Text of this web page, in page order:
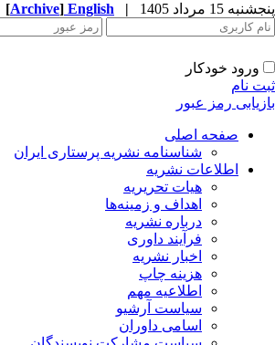
15 مرداد 1405 |
English
[Archive]
ورود خودکار
نام
رمز عبور
صفحه اصلی
شناسنامه نشریه پرستاری ایران
اطلاعات نشریه
هیات تحریریه
اهداف و زمینه‌ها
درباره نشریه
فرآیند داوری
اخبار نشریه
هزینه چاپ
اطلاعیه مهم
سیاست آرشیو
اسامی داوران